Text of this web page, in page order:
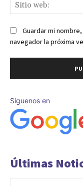
Guardar mi
navegador la próxima
Síguenos en
Últimas